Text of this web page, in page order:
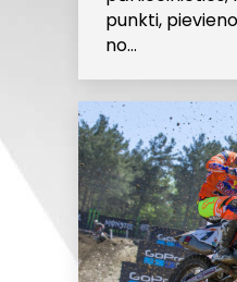
punkti,
no…